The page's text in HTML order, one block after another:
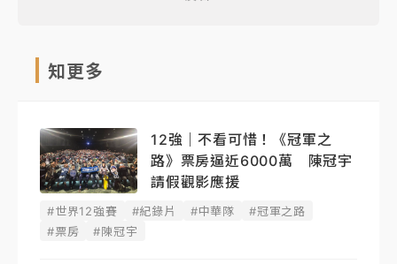
知更多
12強｜不看可惜！《冠軍之
路》票房逼近6000萬 陳冠宇
請假觀影應援
#世界12強賽 #紀錄片 #中華隊
#冠軍之路
#票房
#陳冠宇